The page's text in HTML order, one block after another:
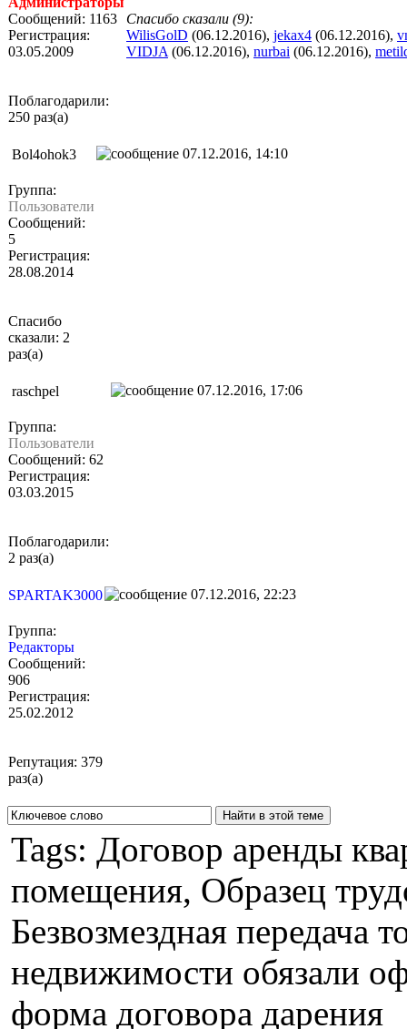
Сообщений: 1163
Регистрация:
03.05.2009
Поблагодарили:
250 раз(а)
Спасибо сказали (9):
WilisGolD (06.12.2016), jekax4 (06.12.2016),
VIDJA (06.12.2016), nurbai (06.12.2016),
Bol4ohok3 07.12.2016, 14:10
Группа:
Пользователи
Сообщений:
5
Регистрация:
28.08.2014
Спасибо
сказали: 2
раз(а)
raschpel 07.12.2016, 17:06
Группа:
Пользователи
Сообщений: 62
Регистрация:
03.03.2015
Поблагодарили:
2 раз(а)
SPARTAK3000 07.12.2016, 22:23
Группа:
Редакторы
Сообщений:
906
Регистрация:
25.02.2012
Репутация: 379
раз(а)
Tags: Договор аренды
помещения, Образец
Безвозмездная передача
недвижимости обязали
форма договора дарения